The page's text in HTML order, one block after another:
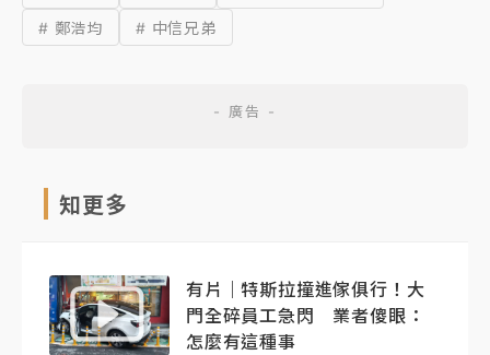
# 鄭浩均
# 中信兄弟
知更多
有片｜特斯拉撞進傢俱行！大
門全碎員工急閃 業者傻眼：
怎麼有這種事